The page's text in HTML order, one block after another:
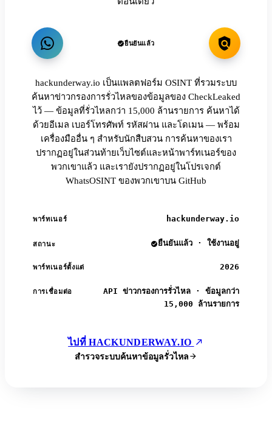
ยืนยันแล้ว
hackunderway.io เป็นแพลตฟอร์ม OSINT ที่รวมระบบ
ค้นหาข่าวกรองการรั่วไหลของข้อมูลของ CheckLeaked
ไว้ — ข้อมูลที่รั่วไหลกว่า 15,000 ล้านรายการ ค้นหาได้
ด้วยอีเมล เบอร์โทรศัพท์ รหัสผ่าน และโดเมน — พร้อม
เครื่องมืออื่น ๆ สำหรับนักสืบสวน การค้นหาของเรา
ปรากฏอยู่ในส่วนท้ายเว็บไซต์และหน้าพาร์ทเนอร์ของ
พวกเขาแล้ว และเรายังปรากฏอยู่ในโปรเจกต์
WhatsOSINT ของพวกเขาบน GitHub
พาร์ทเนอร์ hackunderway.io
สถานะ ยืนยันแล้ว · ใช้งานอยู่
พาร์ทเนอร์ตั้งแต่ 2026
การเชื่อมต่อ
API ข่าวกรองการรั่วไหล · ข้อมูลกว่า
15,000 ล้านรายการ
ไปที่ HACKUNDERWAY.IO
สำรวจระบบค้นหาข้อมูลรั่วไหล